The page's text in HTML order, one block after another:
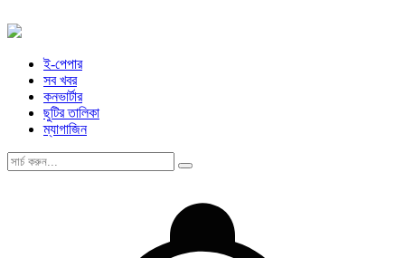
ই-পেপার
সব খবর
কনভার্টার
ছুটির তালিকা
ম্যাগাজিন